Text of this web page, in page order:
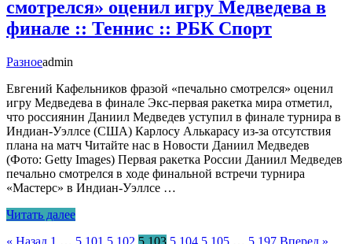
смотрелся» оценил игру Медведева в
финале :: Теннис :: РБК Спорт
Разноеadmin
Евгений Кафельников фразой «печально смотрелся» оценил
игру Медведева в финале Экс-первая ракетка мира отметил,
что россиянин Даниил Медведев уступил в финале турнира в
Индиан-Уэллсе (США) Карлосу Алькарасу из-за отсутствия
плана на матч Читайте нас в Новости Даниил Медведев
(Фото: Getty Images) Первая ракетка России Даниил Медведев
печально смотрелся в ходе финальной встречи турнира
«Мастерс» в Индиан-Уэллсе …
Читать далее
« Назад 1 … 5 101 5 102 5 103 5 104 5 105 … 5 197 Вперед »